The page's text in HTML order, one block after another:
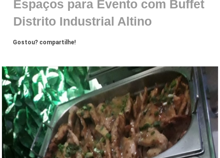
Espaços para Evento com Buffet
Distrito Industrial Altino
Gostou? compartilhe!